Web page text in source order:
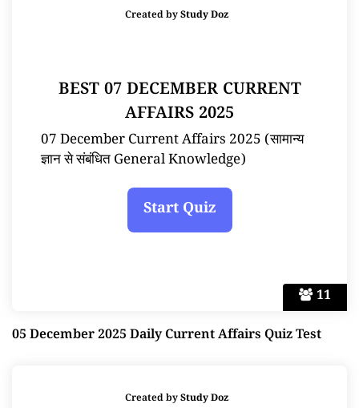
11
Created byStudy Doz
BEST 07 DECEMBER CURRENT
AFFAIRS 2025
07 December Current Affairs 2025 (सामान्य
ज्ञान से संबंधित General Knowledge)
05 December 2025 Daily Current Affairs Quiz Test
Created byStudy Doz